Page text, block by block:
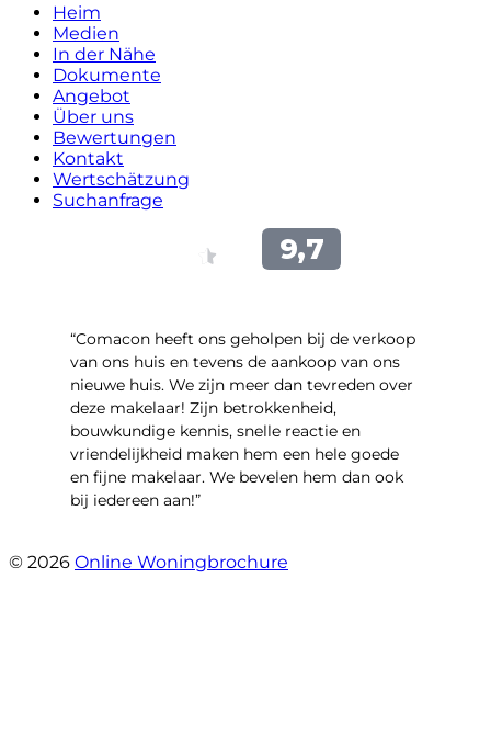
Heim
Medien
In der Nähe
Dokumente
Angebot
Über uns
Bewertungen
Kontakt
Wertschätzung
Suchanfrage
“Comacon heeft ons geholpen bij de verkoop
van ons huis en tevens de aankoop van ons
nieuwe huis. We zijn meer dan tevreden over
deze makelaar! Zijn betrokkenheid,
bouwkundige kennis, snelle reactie en
vriendelijkheid maken hem een hele goede
en fijne makelaar. We bevelen hem dan ook
bij iedereen aan!”
© 2026 Online Woningbrochure